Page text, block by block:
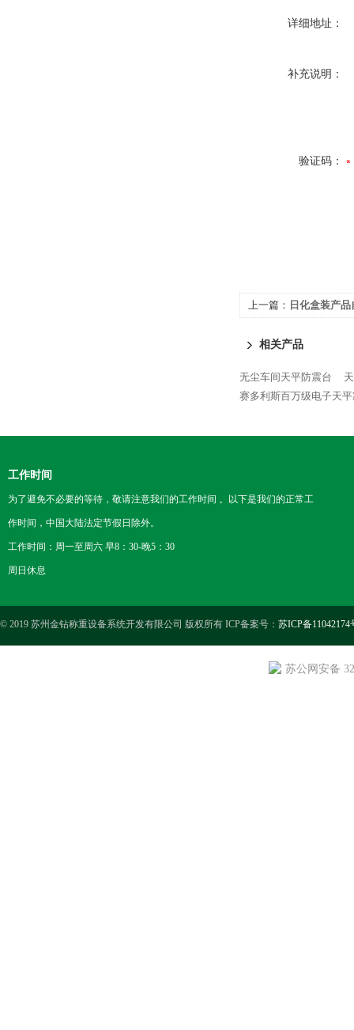
详细地址：
补充说明：
验证码：
上一篇： 日化盒装产
相关产品
无尘车间天平防震台
赛多利斯百万级电子天
工作时间
为了避免不必要的等待，敬请注意我们的工作时间 。以下是我们的正常工
作时间，中国大陆法定节假日除外。
工作时间：周一至周六 早8：30-晚5：30
周日休息
© 2019 苏州金钻称重设备系统开发有限公司 版权所有 ICP备案号： 苏ICP备11042174
苏公网安备